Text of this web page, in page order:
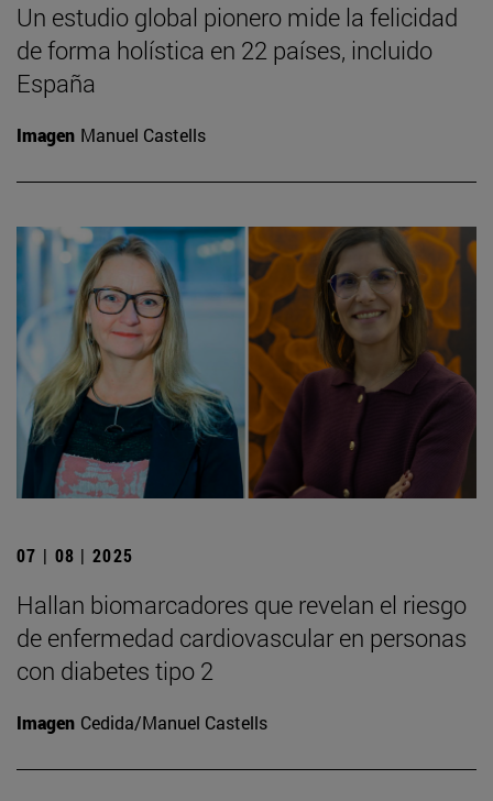
Un estudio global pionero mide la felicidad
de forma holística en 22 países, incluido
España
Imagen Manuel Castells
07 | 08 | 2025
Hallan biomarcadores que revelan el riesgo
de enfermedad cardiovascular en personas
con diabetes tipo 2
Imagen Cedida/Manuel Castells